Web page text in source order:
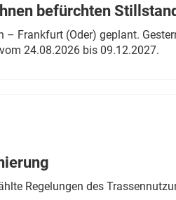
befürchten
Frankfurt (Oder) geplant.
24.08.2026 bis 09.12.2027.
Regelungen des